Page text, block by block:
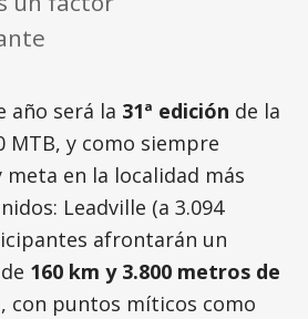
año será la 31ª edición de la
MTB, y como siempre
en la localidad más
Leadville (a 3.094
afrontarán un
160 km y 3.800 metros de
, con puntos míticos como